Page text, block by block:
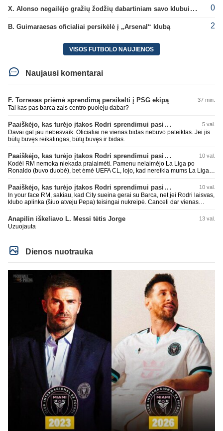
X. Alonso negailėjo gražių žodžių dabartiniam savo klubui „Chelsea“ 0
B. Guimaraesas oficialiai persikėlė į „Arsenal“ klubą 2
VISOS FUTBOLO NAUJIENOS
Naujausi komentarai
F. Torresas priėmė sprendimą persikelti į PSG ekipą 37 min.
Tai kas pas barca zais centro puoleju dabar?
Paaiškėjo, kas turėjo įtakos Rodri sprendimui pasirinkti Barselonos pusę 5 val.
Davai gal jau nebesvaik. Oficialiai ne vienas bidas nebuvo pateiktas. Jei jis
būtų buvęs reikalingas, būtų buvęs ir bidas.
Paaiškėjo, kas turėjo įtakos Rodri sprendimui pasirinkti Barselonos pusę 10 val.
Kodėl RM nemoka niekada pralaimėti. Pamenu nelaimėjo La Liga po
Ronaldo (buvo duobė), bet ėmė UEFA CL, lojo, kad nereikia mums La Liga,
laimėti La Liga. Dabar vėl gavo nuo Barcos ir Rodri ateina ne pas juos, vėl
nereikia mums jo, senas ir t.t. Gal davai vyriškai priimkit tuos pralaimėjimus
be kvailų nereikia, nenorim ir t.t.
Paaiškėjo, kas turėjo įtakos Rodri sprendimui pasirinkti Barselonos pusę 10 val.
In your face RM, sakiau, kad City sueina gerai su Barca, net jei Rodri laisvas,
klubo aplinka (šiuo atveju Pepa) teisingai nukreipė. Canceli dar vienas
Super
Anapilin iškeliavo L. Messi tėtis Jorge 13 val.
Uzuojauta
Dienos nuotrauka